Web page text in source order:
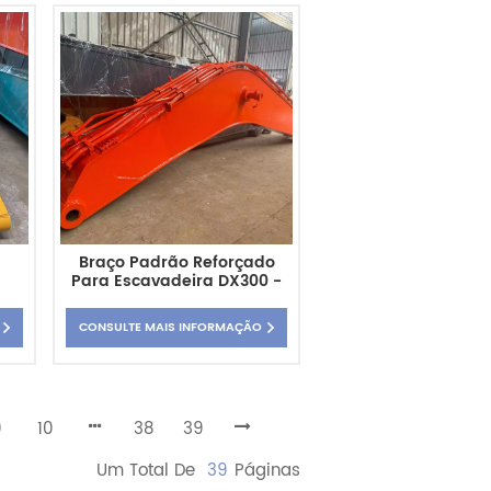
Braço Padrão Reforçado
Para Escavadeira DX300 -
Fábrica
CONSULTE MAIS INFORMAÇÃO
10 38
39
Um Total De 39 Páginas